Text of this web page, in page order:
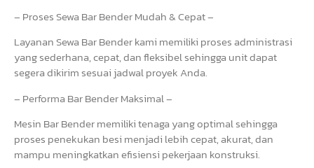
– Proses Sewa Bar Bender Mudah & Cepat –
Layanan Sewa Bar Bender kami memiliki proses administrasi
yang sederhana, cepat, dan fleksibel sehingga unit dapat
segera dikirim sesuai jadwal proyek Anda.
– Performa Bar Bender Maksimal –
Mesin Bar Bender memiliki tenaga yang optimal sehingga
proses penekukan besi menjadi lebih cepat, akurat, dan
mampu meningkatkan efisiensi pekerjaan konstruksi.